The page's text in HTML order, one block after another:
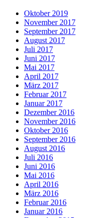
Oktober 2019
November 2017
September 2017
August 2017
Juli 2017
Juni 2017
Mai 2017
April 2017
März 2017
Februar 2017
Januar 2017
Dezember 2016
November 2016
Oktober 2016
September 2016
August 2016
Juli 2016
Juni 2016
Mai 2016
April 2016
März 2016
Februar 2016
Januar 2016